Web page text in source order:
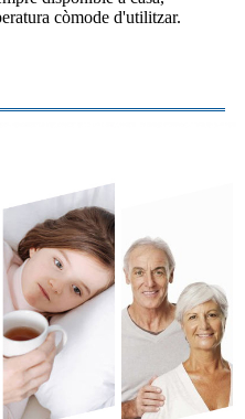
còmode d'utilitzar.